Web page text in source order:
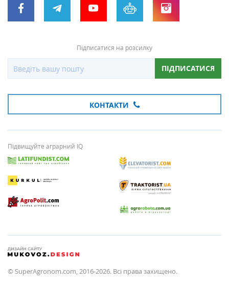
Підписатися на розсилку
ПІДПИСАТИСЯ
КОНТАКТИ
Підвищуйте аграрний IQ
© SuperAgronom.com, 2016-2026. Всі права захищено.